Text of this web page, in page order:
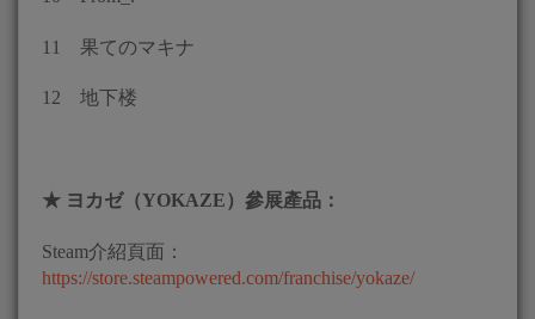
11 果てのマキナ
12 地下楼
★ ヨカゼ（YOKAZE）參展產品：
Steam介紹頁面：
https://store.steampowered.com/franchise/yokaze/